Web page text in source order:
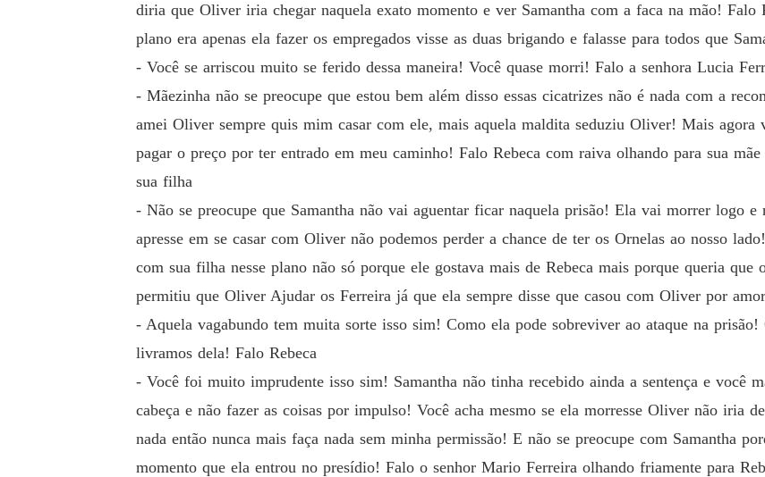
diria que Oliver iria chegar naquela exato momento e ver Samantha com a faca na mão! Falo
plano era apenas ela fazer os empregados visse as duas brigando e falasse para todos que
- Você se arriscou muito se ferido dessa maneira! Você quase morri! Falo a senhora Lucia
- Mãezinha não se preocupe que estou bem além disso essas cicatrizes não é nada com a
amei Oliver sempre quis mim casar com ele, mais aquela maldita seduziu Oliver! Mais
pagar o preço por ter entrado em meu caminho! Falo Rebeca com raiva olhando para sua
sua filha
- Não se preocupe que Samantha não vai aguentar ficar naquela prisão! Ela vai morrer logo e
apresse em se casar com Oliver não podemos perder a chance de ter os Ornelas ao nosso
com sua filha nesse plano não só porque ele gostava mais de Rebeca mais porque queria que
permitiu que Oliver Ajudar os Ferreira já que ela sempre disse que casou com Oliver por
- Aquela vagabundo tem muita sorte isso sim! Como ela pode sobreviver ao ataque na
livramos dela! Falo Rebeca
- Você foi muito imprudente isso sim! Samantha não tinha recebido ainda a sentença e você
cabeça e não fazer as coisas por impulso! Você acha mesmo se ela morresse Oliver não iria
nada então nunca mais faça nada sem minha permissão! E não se preocupe com Samantha
momento que ela entrou no presídio! Falo o senhor Mario Ferreira olhando friamente para